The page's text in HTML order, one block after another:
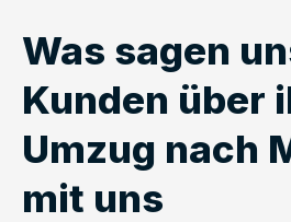
Was sagen
Kunden über
Umzug nach
mit uns